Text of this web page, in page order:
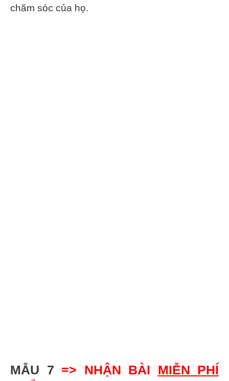
chăm sóc của họ.
MẪU 7 => NHẬN BÀI MIỄN PHÍ